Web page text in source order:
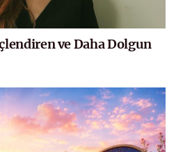
ve Daha Dolgun